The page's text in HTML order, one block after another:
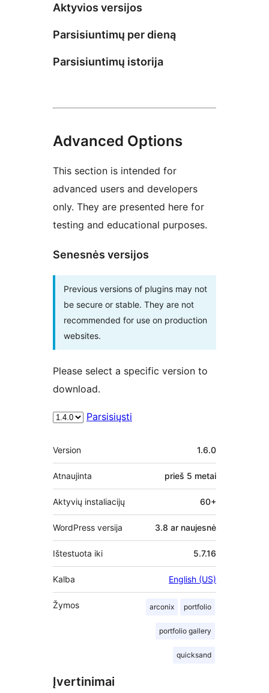
Aktyvios versijos
Parsisiuntimų per dieną
Parsisiuntimų istorija
Advanced Options
This section is intended for
advanced users and developers
only. They are presented here for
testing and educational purposes.
Senesnės versijos
Previous versions of plugins may not
be secure or stable. They are not
recommended for use on production
websites.
Please select a specific version to
download.
Parsisiųsti
Metainformacija
Version 1.6.0
Atnaujinta prieš 5 metai
Aktyvių instaliacijų 60+
WordPress versija 3.8 ar naujesnė
Ištestuota iki 5.7.16
Kalba English (US)
Žymos arconix portfolio
portfolio gallery
quicksand
Įvertinimai